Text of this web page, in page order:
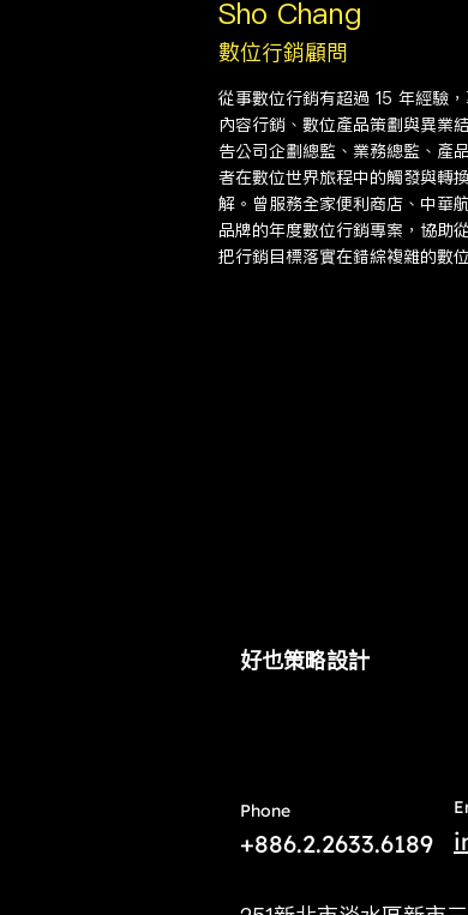
Sho Chang
數位行銷顧問
從事數位行銷有超過 15 年經驗，
內容行銷、數位產品策劃與異業
告公司企劃總監、業務總監、產
者在數位世界旅程中的觸發與轉
解。曾服務全家便利商店、中華
品牌的年度數位行銷專案，協助
把行銷目標落實在錯綜複雜的數
​好也策略設計
Phone
+886.2.2633.6189